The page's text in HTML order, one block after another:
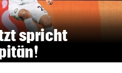
spricht